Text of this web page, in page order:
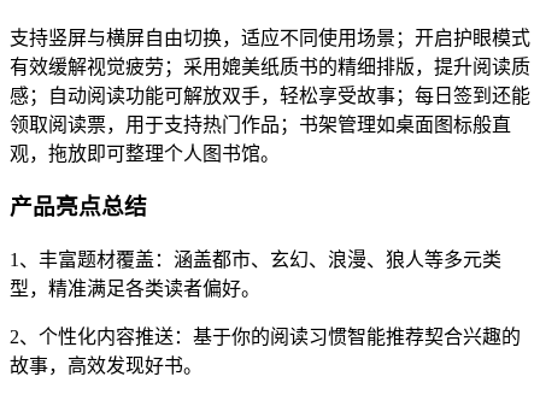
支持竖屏与横屏自由切换，适应不同使用场景；开启护眼模式
有效缓解视觉疲劳；采用媲美纸质书的精细排版，提升阅读质
感；自动阅读功能可解放双手，轻松享受故事；每日签到还能
领取阅读票，用于支持热门作品；书架管理如桌面图标般直
观，拖放即可整理个人图书馆。
产品亮点总结
1、丰富题材覆盖：涵盖都市、玄幻、浪漫、狼人等多元类
型，精准满足各类读者偏好。
2、个性化内容推送：基于你的阅读习惯智能推荐契合兴趣的
故事，高效发现好书。